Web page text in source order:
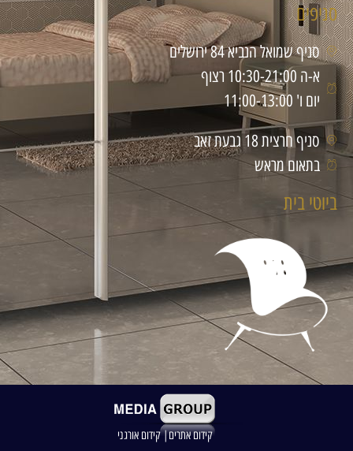
סניפים
סניף שמואל הנביא 84 ירושלים
א-ה 10:30-21:00 רצוף
יום ו' 11:00-13:00
סניף חרצית 18 גבעת זאב
בתאום מראש
ביוטי בית
קידום אתרים| קידום אורגני